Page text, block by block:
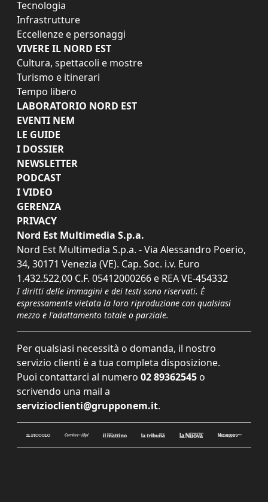
Tecnologia
Infrastrutture
Eccellenze e personaggi
VIVERE IL NORD EST
Cultura, spettacoli e mostre
Turismo e itinerari
Tempo libero
LABORATORIO NORD EST
EVENTI NEM
LE GUIDE
I DOSSIER
NEWSLETTER
PODCAST
I VIDEO
GERENZA
PRIVACY
Nord Est Multimedia S.p.a.
Nord Est Multimedia S.p.a. - Via Alessandro Poerio,
34, 30171 Venezia (VE). Cap. Soc. i.v. Euro
1.432.522,00 C.F. 05412000266 e REA VE-454332
I diritti delle immagini e dei testi sono riservati. È
espressamente vietata la loro riproduzione con qualsiasi
mezzo e l'adattamento totale o parziale.
Per qualsiasi necessità o domanda, il nostro
servizio clienti è a tua completa disposizione.
Puoi contattarci al numero 02 89362545 o
scrivendo una mail a
servizioclienti@grupponem.it.